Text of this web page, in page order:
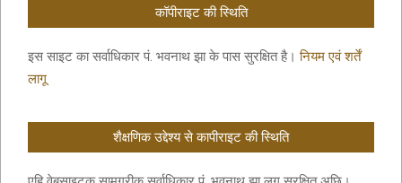
कॉपीराइट की स्थिति
इस साइट का सर्वाधिकार पं. भवनाथ झा के पास सुरक्षित है।नियम एवं शर्तें
लागू
शैक्षणिक उद्देश्य से कापीराइट की स्थिति